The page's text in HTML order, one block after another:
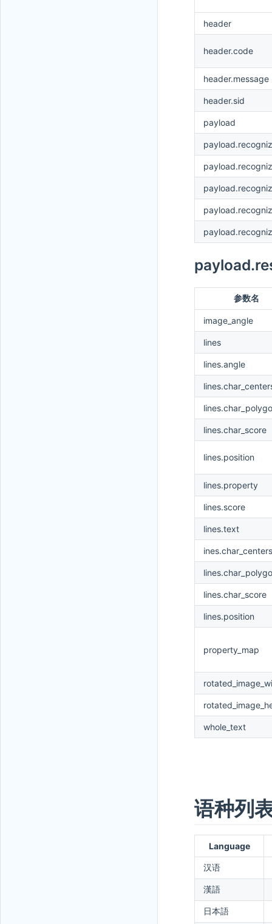
header
header.code
header.message
header.sid
payload
参数名
image_angle
lines
lines.angle
lines.char_score
lines.position
lines.property
lines.score
lines.text
ines.char_centers
lines.char_score
lines.position
property_map
whole_text
语种列
Language
汉语
漢語
日本語